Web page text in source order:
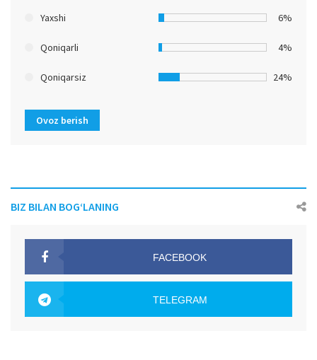
Yaxshi 6%
Qoniqarli 4%
Qoniqarsiz 24%
Ovoz berish
BIZ BILAN BOG‘LANING
FACEBOOK
TELEGRAM